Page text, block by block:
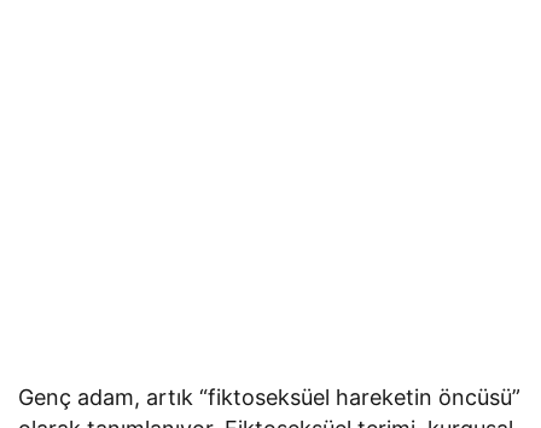
Genç adam, artık “fiktoseksüel hareketin öncüsü”